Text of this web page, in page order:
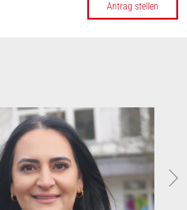
Antrag stellen